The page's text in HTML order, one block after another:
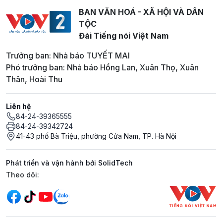
BAN VĂN HOÁ - XÃ HỘI VÀ DÂN
TỘC
Đài Tiếng nói Việt Nam
Trưởng ban: Nhà báo TUYẾT MAI
Phó trưởng ban: Nhà báo Hồng Lan, Xuân Thọ, Xuân
Thân, Hoài Thu
Liên hệ
84-24-39365555
84-24-39342724
41-43 phố Bà Triệu, phường Cửa Nam, TP. Hà Nội
Phát triển và vận hành bởi SolidTech
Mạng xã hội
Theo dõi: